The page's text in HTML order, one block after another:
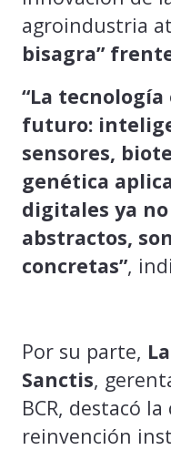
agroindustria
bisagra”
“La
futuro:
sensores,
genética
digitales ya
abstractos,
concretas”,
Por su parte,
Sanctis,
BCR, destacó
reinvención